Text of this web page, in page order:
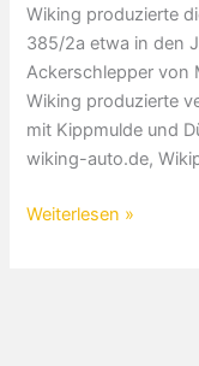
Wiking produzierte
385/2a etwa in den
Ackerschlepper von
Wiking produzierte
mit Kippmulde und
wiking-auto.de,
Mercedes
Weiterlesen »